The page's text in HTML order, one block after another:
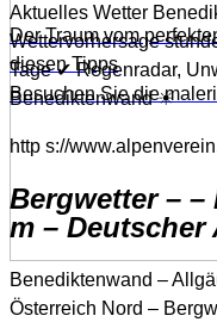
Der Traum vom
diesen Tipps
Besuchen Sie die
Aktuelles Wetter
Wettervorhersage
Tage ✔ Regenradar,
Benediktenwand ☀
http s://
Bergwetter – –
m – Deutscher
Benediktenwand –
Österreich Nord –